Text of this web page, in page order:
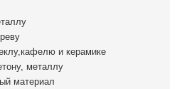
и керамике
металлу
материал